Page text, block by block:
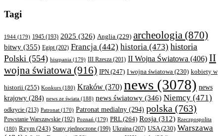
Tagi
1944 (179) 1945 (193) 2025 (326) Anglia (229) archeologia (870)
bitwy (355) Egipt(202) Francja (442) historia (473) historia
Polski (554) hiszpania (179) III Rzesza (201) II Wojna Światowa (406) II
wojna światowa (916) IPN (247) I wojna światowa (230) kobiety w
historii (255) Konkurs (180) Kraków (370) news (3078) news
krajowy (284) news ze świata (188) news światowy (346) Niemcy (471)
odkrycie (213) Patronat (170) Patronat medialny (294) polska (763)
Powstanie Warszawskie (192) Poznań (179) PRL(264) Rosja (312) Rzeczpospolita
(180) Rzym (243) Stany zjednoczone (199) Ukraina (207) USA(230) Warszawa